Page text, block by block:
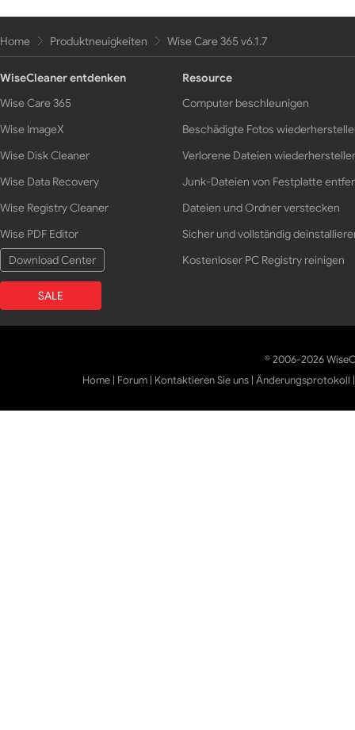
Home Produktneuigkeiten Wise Care 365 v6.1.7
WiseCleaner entdenken
Wise Care 365
Wise ImageX
Wise Disk Cleaner
Wise Data Recovery
Wise Registry Cleaner
Wise PDF Editor
Download Center
SALE
Resource
Computer beschleunigen
Beschädigte Fotos
Verlorene Dateien
Junk-Dateien von Festplatte
Dateien und Ordner verstecken
Sicher und vollständig
Kostenloser PC Registry reinigen
© 2006-2026
Home | Forum | Kontaktieren Sie uns |Änderungsprotokoll